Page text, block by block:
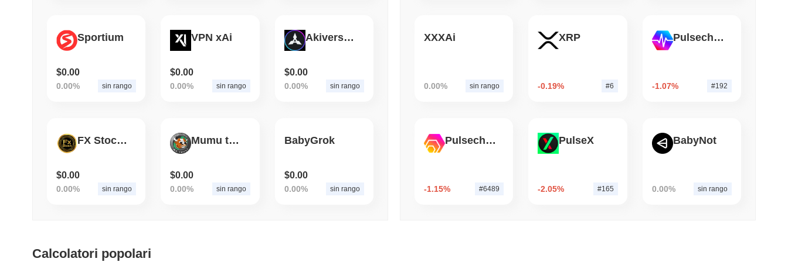
COINBASE TRADING
Coinbase Aggiunge Wall Street alla Sua App Crypto nel Regno Unito
Sportium
$0.00
0.00% sin rango
VPN xAi
$0.00
0.00% sin rango
Akiverse Governance Token
$0.00
0.00% sin rango
FX Stock Token
$0.00
0.00% sin rango
Mumu the Bull
$0.00
0.00% sin rango
BabyGrok
$0.00
0.00% sin rango
XXXAi
0.00% sin rango
XRP
-0.19% #6
Pulsechain
-1.07% #192
Pulsechain Bridged HEX (Pulsechain)
-1.15% #6489
PulseX
-2.05% #165
BabyNot
0.00% sin rango
Calcolatori popolari